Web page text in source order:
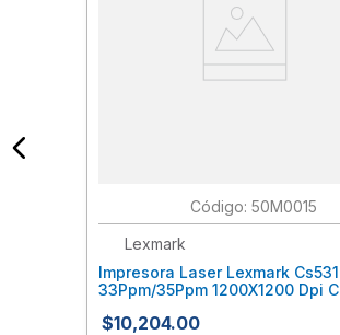
: 50M0015
Lexmark
Impresora Laser Lexmark
33Ppm/35Ppm 1200X1200 Dpi
Leiimpae107
$10,204.00